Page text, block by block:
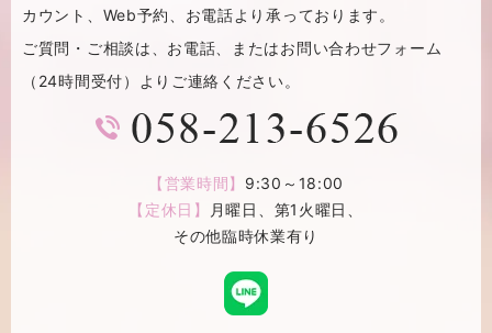
カウント、Web予約、お電話より承っております。
ご質問・ご相談は、お電話、またはお問い合わせフォーム
（24時間受付）よりご連絡ください。
【営業時間】 9:30～18:00
【定休日】
月曜日、第1火曜日、
その他臨時休業有り